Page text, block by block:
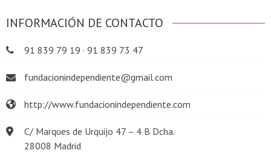
INFORMACIÓN DE CONTACTO
91 839 79 19 · 91 839 73 47
fundacionindependiente@gmail.com
http://www.fundacionindependiente.com
C/ Marques de Urquijo 47 – 4 B Dcha.
28008 Madrid